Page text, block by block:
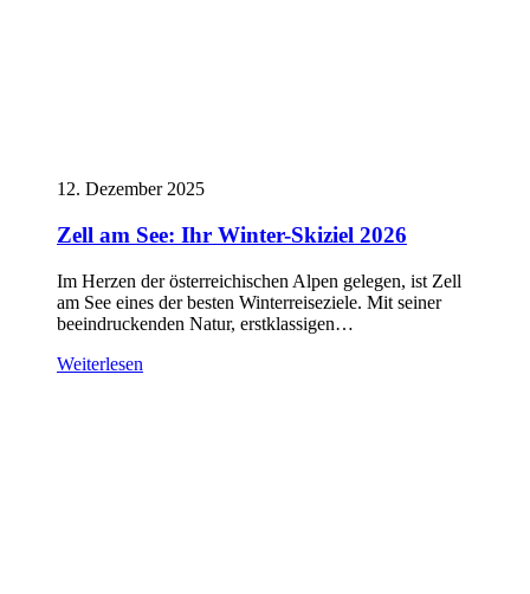
12. Dezember 2025
Zell am See: Ihr Winter-Skiziel 2026
Im Herzen der österreichischen Alpen gelegen, ist Zell
am See eines der besten Winterreiseziele. Mit seiner
beeindruckenden Natur, erstklassigen…
Weiterlesen